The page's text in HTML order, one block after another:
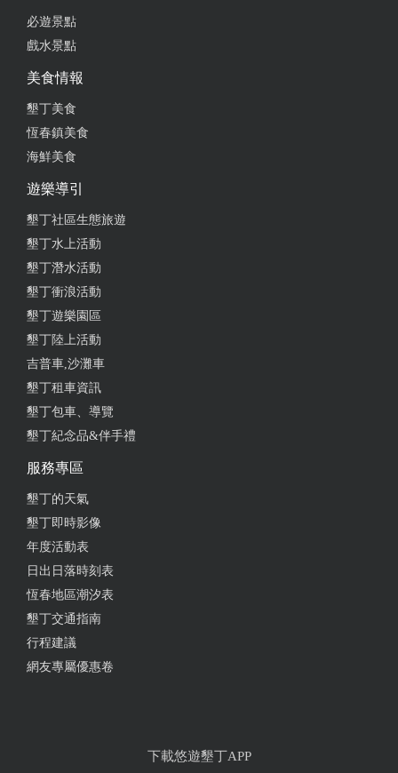
必遊景點
戲水景點
美食情報
墾丁美食
恆春鎮美食
海鮮美食
遊樂導引
墾丁社區生態旅遊
墾丁水上活動
墾丁潛水活動
墾丁衝浪活動
墾丁遊樂園區
墾丁陸上活動
吉普車,沙灘車
墾丁租車資訊
墾丁包車、導覽
墾丁紀念品&伴手禮
服務專區
墾丁的天氣
墾丁即時影像
年度活動表
日出日落時刻表
恆春地區潮汐表
墾丁交通指南
行程建議
網友專屬優惠卷
下載悠遊墾丁APP